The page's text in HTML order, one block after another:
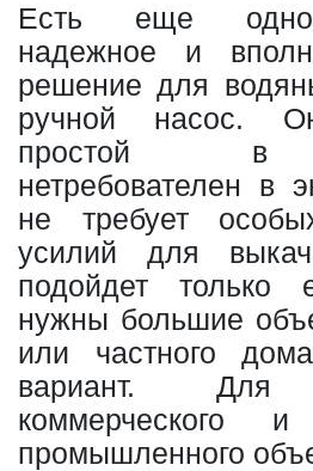
Есть еще одно
надежное и
решение для
ручной насос.
простой в
нетребователен в
не требует
усилий для
подойдет
нужны большие
или частного
вариант. Для
коммерческого
промышленного